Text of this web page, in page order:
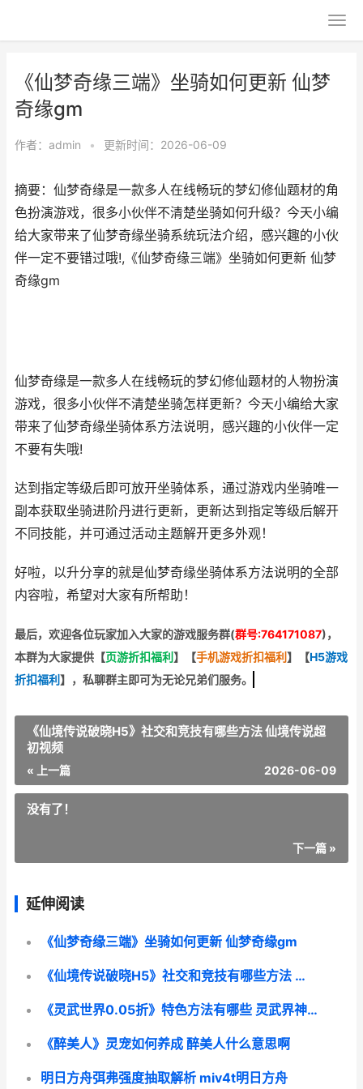
《仙梦奇缘三端》坐骑如何更新 仙梦
奇缘gm
作者： admin • 更新时间：2026-06-09
摘要：仙梦奇缘是一款多人在线畅玩的梦幻修仙题材的角
色扮演游戏，很多小伙伴不清楚坐骑如何升级？今天小编
给大家带来了仙梦奇缘坐骑系统玩法介绍，感兴趣的小伙
伴一定不要错过哦!,《仙梦奇缘三端》坐骑如何更新 仙梦
奇缘gm
仙梦奇缘是一款多人在线畅玩的梦幻修仙题材的人物扮演
游戏，很多小伙伴不清楚坐骑怎样更新？今天小编给大家
带来了仙梦奇缘坐骑体系方法说明，感兴趣的小伙伴一定
不要有失哦!
达到指定等级后即可放开坐骑体系，通过游戏内坐骑唯一
副本获取坐骑进阶丹进行更新，更新达到指定等级后解开
不同技能，并可通过活动主题解开更多外观！
好啦，以升分享的就是仙梦奇缘坐骑体系方法说明的全部
内容啦，希望对大家有所帮助！
最后，欢迎各位玩家加入大家的游戏服务群(群号:764171087)，
本群为大家提供【页游折扣福利 】 【手机游戏折扣福利 】 【H5游戏
折扣福利 】 ，私聊群主即可为无论兄弟们服务。
《仙境传说破晓H5》社交和竞技有哪些方法 仙境传说超
初视频
« 上一篇 2026-06-09
没有了！
下一篇 »
延伸阅读
《仙梦奇缘三端》坐骑如何更新 仙梦奇缘gm
《仙境传说破晓H5》社交和竞技有哪些方法 仙境传说超初视频
《灵武世界0.05折》特色方法有哪些 灵武界神百度百科
《醉美人》灵宠如何养成 醉美人什么意思啊
明日方舟弭弗强度抽取解析 miv4t明日方舟